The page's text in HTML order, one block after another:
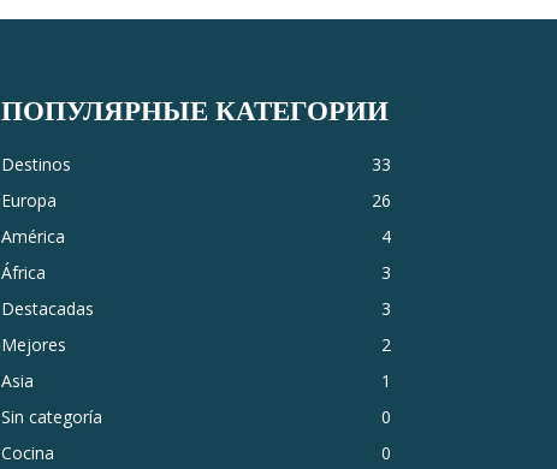
ПОПУЛЯРНЫЕ КАТЕГОРИИ
Destinos
33
Europa
26
América
4
África
3
Destacadas
3
Mejores
2
Asia
1
Sin categoría
0
Cocina
0